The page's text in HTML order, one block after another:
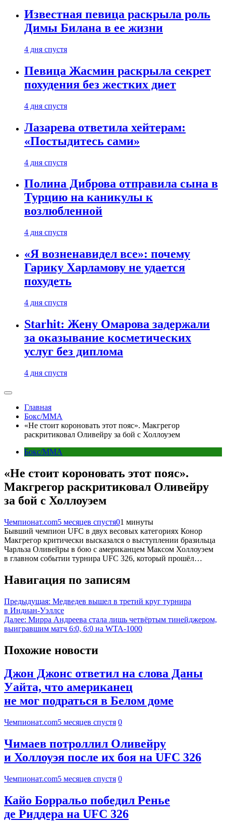
Известная певица раскрыла роль
Димы Билана в ее жизни
4 дня спустя
Певица Жасмин раскрыла секрет
похудения без жестких диет
4 дня спустя
Лазарева ответила хейтерам:
«Постыдитесь сами»
4 дня спустя
Полина Диброва отправила сына в
Турцию на каникулы к
возлюбленной
4 дня спустя
«Я возненавидел все»: почему
Гарику Харламову не удается
похудеть
4 дня спустя
Starhit: Жену Омарова задержали
за оказывание косметических
услуг без диплома
4 дня спустя
Главная
Бокс/MMA
«Не стоит короновать этот пояс». Макгрегор
раскритиковал Оливейру за бой с Холлоуэем
Бокс/MMA
«Не стоит короновать этот пояс».
Макгрегор раскритиковал Оливейру
за бой с Холлоуэем
Чемпионат.com5 месяцев спустя01 минуты
Бывший чемпион UFC в двух весовых категориях Конор
Макгрегор критически высказался о выступлении бразильца
Чарльза Оливейры в бою с американцем Максом Холлоуэем
в главном событии турнира UFC 326, который прошёл…
Навигация по записям
Предыдущая: Медведев вышел в третий круг турнира
в Индиан-Уэллсе
Далее: Мирра Андреева стала лишь четвёртым тинейджером,
выигравшим матч 6:0, 6:0 на WTA-1000
Похожие новости
Джон Джонс ответил на слова Даны
Уайта, что американец
не мог подраться в Белом доме
Чемпионат.com5 месяцев спустя 0
Чимаев потроллил Оливейру
и Холлоуэя после их боя на UFC 326
Чемпионат.com5 месяцев спустя 0
Кайо Борральо победил Ренье
де Риддера на UFC 326